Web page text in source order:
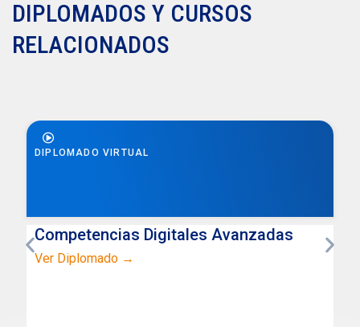
DIPLOMADOS Y CURSOS
RELACIONADOS
DIPLOMADO VIRTUAL
Competencias Digitales Avanzadas
Ver Diplomado →